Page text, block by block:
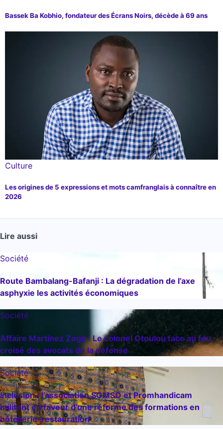
Bassek Ba Kobhio, fondateur des Écrans Noirs, décède à 69 ans
Culture
Les origines de 5 expressions et mots camfranglais à connaître en
2026
Lire aussi
Société
Route Bambalang-Bafanji : La dégradation de l’axe
asphyxie les activités économiques
Société
Affaire Martinez Zogo : Le colonel Otoulou face au feu
croisé des avocats de la défense
Société
Inclusion : l’association SOMSO et Promhandicam
militent en faveur d’une réforme des formations en
hôtellerie-restauration